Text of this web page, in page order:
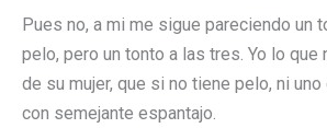
Pues no, a mi me sigue pareciendo un
pelo, pero un tonto a las tres. Yo lo que
de su mujer, que si no tiene pelo, ni uno
con semejante espantajo.